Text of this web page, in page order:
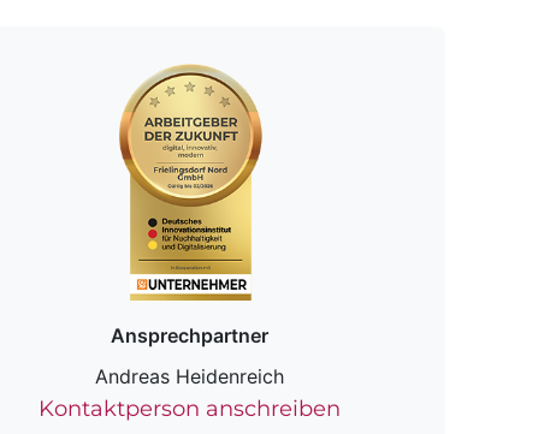
Ansprechpartner
Andreas Heidenreich
Kontaktperson anschreiben